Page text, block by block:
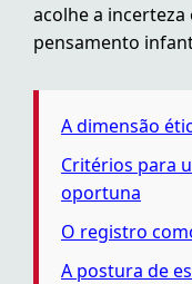
acolhe a
pensamento
A dimensão
Critérios para
oportuna
O registro
A postura de